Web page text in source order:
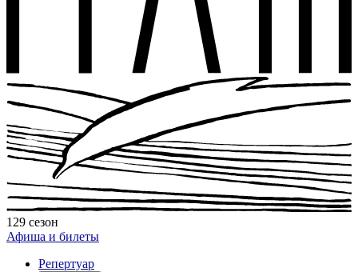
129 сезон
Афиша и билеты
Репертуар